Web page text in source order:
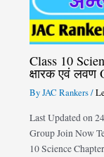
Class 10
क्षारक एवं लवण
ByJAC Rankers/
Last Updated on
Group Join Now
10 Science